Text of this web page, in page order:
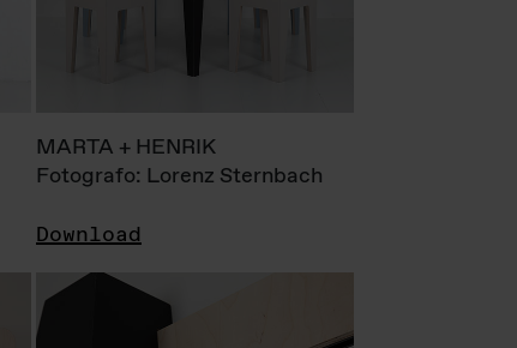
MARTA + HENRIK
Fotografo: Lorenz Sternbach
Download